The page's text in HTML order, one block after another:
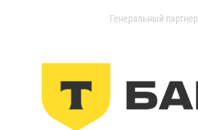
Генеральный партнер